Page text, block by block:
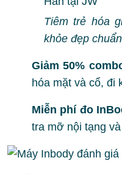
Tiêm trẻ hóa
khỏe đẹp
Giảm 50%
hóa mặt và cổ, đi
Miễn phí đo
tra mỡ nội tạng